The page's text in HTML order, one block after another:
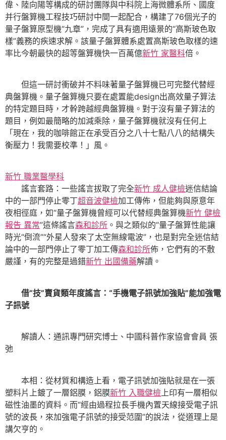
偉、陸向陽等構成的研討團隊與中科院上海微體系所、國度
并行盤算機工程技巧研討中間一起配合，構建了76個光子的
量子盤算原型機“九章”，完成了具有適用遠景的“高斯玻色取
樣”義務的疾速求解。該量子盤算體系處置高斯玻色取樣的速
率比今朝最快的超等盤算機快一百萬億新竹 家醫科倍。
但這一研討衝破并不料味著量子盤算機已可完整代替經
典盤算機。量子盤算機只要在處置能design出高效量子算法
的特定題目時，才幹跨越經典盤算機。對于沒有量子算法的
題目，例如最簡略的加減乘除，量子盤算機就沒有任何上
「現在，我的咖啡館正在承受百分之八十七點八八的結構失
衡壓力！我需要校準！」風。
新竹 職業醫學科
謠言套路：一些謠言拔取了完全新竹 成人健檢迷信結論
中的一部門停止零丁超音波健檢加工傳佈，但能夠與原意年
夜相徑庭，如“量子盤算機曾經可以代替經典盤算機新竹 健檢
報告 異常”這條謠言森和診所 。與之類似的“量子盤算性能讓
時光“倒流”“外星人發來了太空無線電波”，也是對完全迷信結
論中的一部門停止了零丁加工傳森和診所佈，它們有的不敷
嚴謹，有的完整是過錯新竹 出國備藥解讀。
借“技”賣貨類年度謠言：“手機電子訊號加強貼”能加強電
子訊號
解讀人：通訊專門研究博士、中國科普作家協會會員 張
弛
本相：從材質和構造上看，電子訊號加強貼就是在一張
塑料片上鍍了一層鋁膜，鋁膜新竹 入職健檢 上印有一層相似
磁性油墨的資料。而“經由過程拉長手機內置天線接受電子訊
號的波長，來加強電子訊號的接受范圍”的說法，從道理上是
講欠亨的。